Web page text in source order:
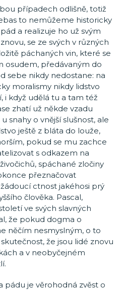
případech odlišně, totiž
to nemůžeme historicky
a realizuje ho už svým
se ze svých v různých
páchaných vin, které se
osudem, předávaným do
sebe nikdy nedostane: na
moralismy nikdy lidstvo
i když udělá tu a tam též
zhatí už někde vzadu
snahy o vnější slušnost, ale
ještě z bláta do louže,
pokud se mu zachce
s odkazem na
spáchané zločiny
přeznačovat
ctnost jakéhosi prý
člověka. Pascal,
ve svých slavných
že pokud dogma o
něčím nesmyslným, o to
že jsou lidé znovu
a v neobyčejném
pádu je věrohodná zvěst o